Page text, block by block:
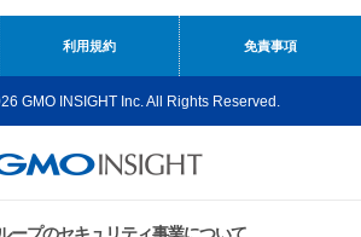
利用規約 免責事項
GMO INSIGHT Inc. All Rights Reserved.